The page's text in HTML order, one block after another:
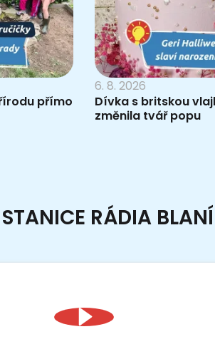
přímo
6. 8. 2026
Dívka s britskou
změnila tvář popu
RÁDIA